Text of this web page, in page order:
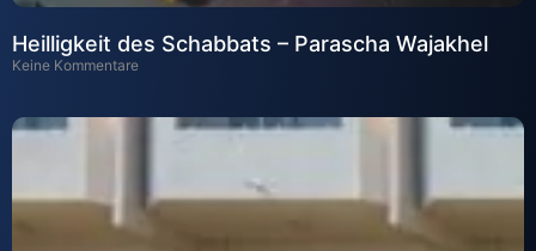
Heilligkeit des Schabbats – Parascha Wajakhel
Keine Kommentare